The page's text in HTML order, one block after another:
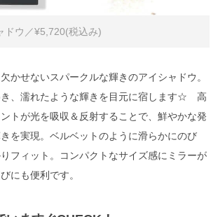
ドウ／¥5,720(税込み)
かせないスパークルな輝きのアイシャドウ。
き、濡れたような輝きを目元に宿します☆ 高
トが光を吸収＆反射することで、鮮やかな発
を実現。ベルベットのように滑らかにのび
フィット。コンパクトなサイズ感にミラーが
にも便利です。